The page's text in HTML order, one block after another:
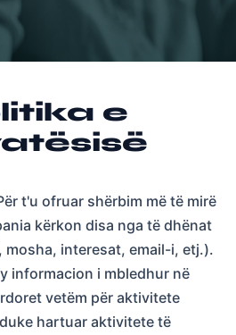
e
t'u ofruar shërbim më të mirë
kërkon disa nga të dhënat
mosha, interesat, email-i, etj.).
informacion i mbledhur në
vetëm për aktivitete
hartuar aktivitete të